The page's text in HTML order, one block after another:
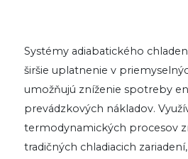
Systémy adiabatického
širšie uplatnenie v
umožňujú zníženie spotreby
prevádzkových nákladov.
termodynamických procesov
tradičných chladiacich